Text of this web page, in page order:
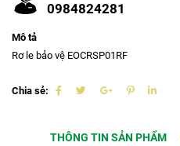
0984824281
Mô tả
Rơ le bảo vệ EOCRSP01RF
Chia sẻ:
THÔNG TIN SẢN PHẨM